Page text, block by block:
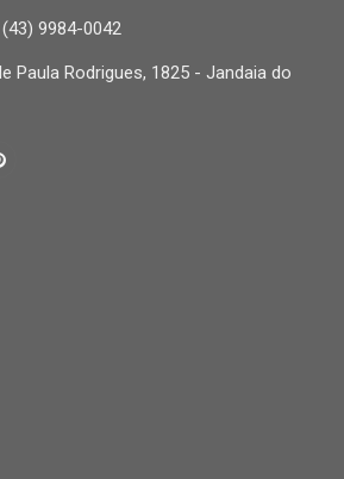
9984-0042
Paula Rodrigues, 1825 - Jandaia do